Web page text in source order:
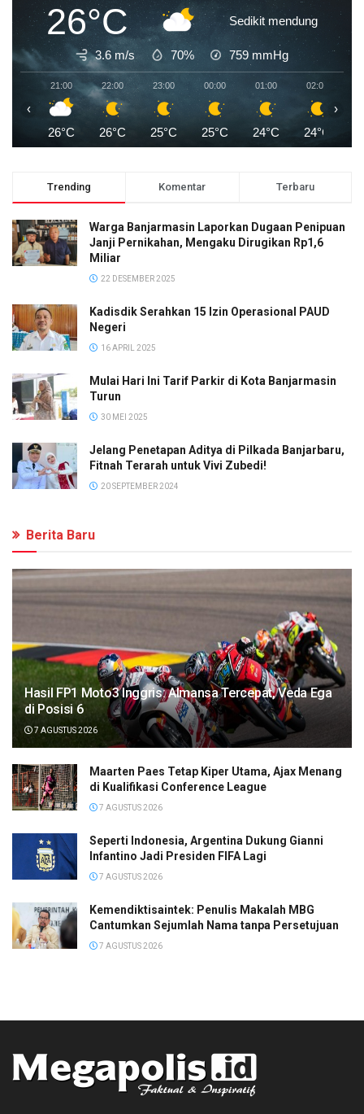
26°C Sedikit mendung
3.6 m/s 70% 759 mmHg
21:00
26°C
22:00
26°C
23:00
25°C
00:00
25°C
01:00
24°C
02:00
24°C
‹ ›
Trending Komentar Terbaru
Warga Banjarmasin Laporkan Dugaan Penipuan
Janji Pernikahan, Mengaku Dirugikan Rp1,6
Miliar
22 DESEMBER 2025
Kadisdik Serahkan 15 Izin Operasional PAUD
Negeri
16 APRIL 2025
Mulai Hari Ini Tarif Parkir di Kota Banjarmasin
Turun
30 MEI 2025
Jelang Penetapan Aditya di Pilkada Banjarbaru,
Fitnah Terarah untuk Vivi Zubedi!
20 SEPTEMBER 2024
Berita Baru
Hasil FP1 Moto3 Inggris: Almansa Tercepat, Veda Ega
di Posisi 6
7 AGUSTUS 2026
Maarten Paes Tetap Kiper Utama, Ajax Menang
di Kualifikasi Conference League
7 AGUSTUS 2026
Seperti Indonesia, Argentina Dukung Gianni
Infantino Jadi Presiden FIFA Lagi
7 AGUSTUS 2026
Kemendiktisaintek: Penulis Makalah MBG
Cantumkan Sejumlah Nama tanpa Persetujuan
7 AGUSTUS 2026